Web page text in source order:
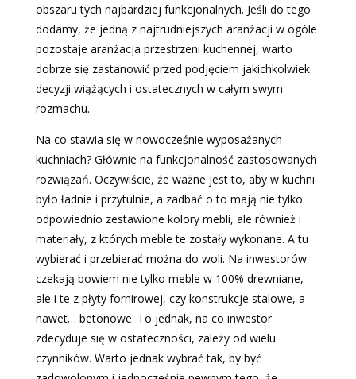
obszaru tych najbardziej funkcjonalnych. Jeśli do tego
dodamy, że jedną z najtrudniejszych aranżacji w ogóle
pozostaje aranżacja przestrzeni kuchennej, warto
dobrze się zastanowić przed podjęciem jakichkolwiek
decyzji wiążących i ostatecznych w całym swym
rozmachu.
Na co stawia się w nowocześnie wyposażanych
kuchniach? Głównie na funkcjonalność zastosowanych
rozwiązań. Oczywiście, że ważne jest to, aby w kuchni
było ładnie i przytulnie, a zadbać o to mają nie tylko
odpowiednio zestawione kolory mebli, ale również i
materiały, z których meble te zostały wykonane. A tu
wybierać i przebierać można do woli. Na inwestorów
czekają bowiem nie tylko meble w 100% drewniane,
ale i te z płyty fornirowej, czy konstrukcje stalowe, a
nawet… betonowe. To jednak, na co inwestor
zdecyduje się w ostateczności, zależy od wielu
czynników. Warto jednak wybrać tak, by być